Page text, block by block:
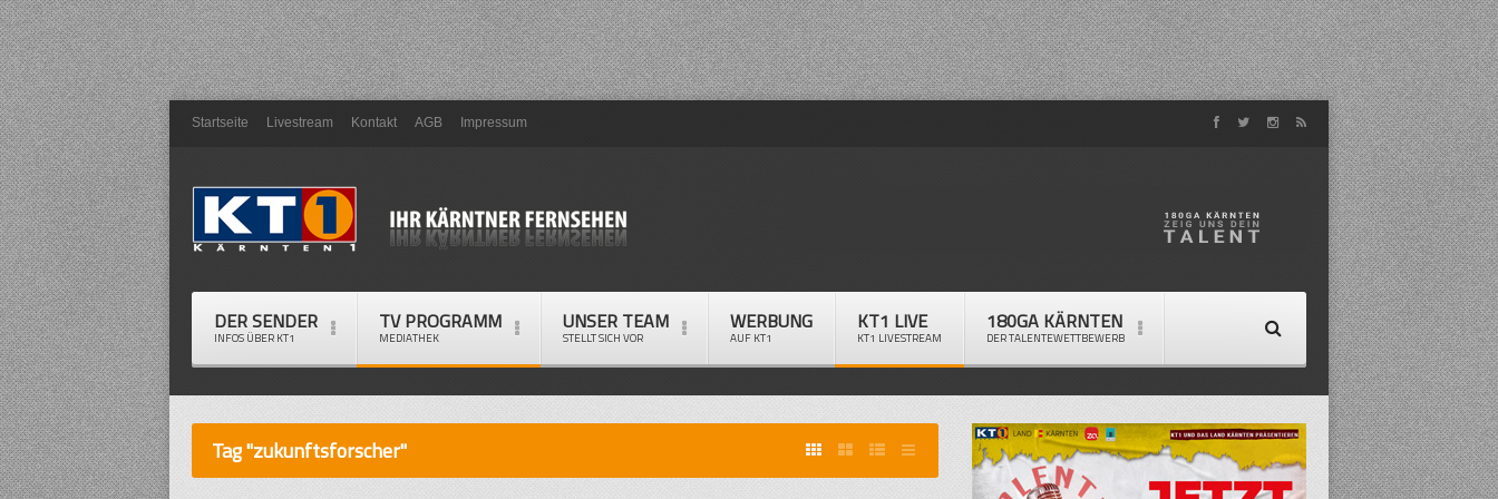
Startseite Livestream Kontakt AGB Impressum
DER SENDER
INFOS ÜBER KT1
TV PROGRAMM
MEDIATHEK
UNSER TEAM
STELLT SICH VOR
WERBUNG
AUF KT1
KT1 LIVE
KT1 LIVESTREAM
180GA KÄRNTEN
DER TALENTEWETTBEWERB
Tag "zukunftsforscher"